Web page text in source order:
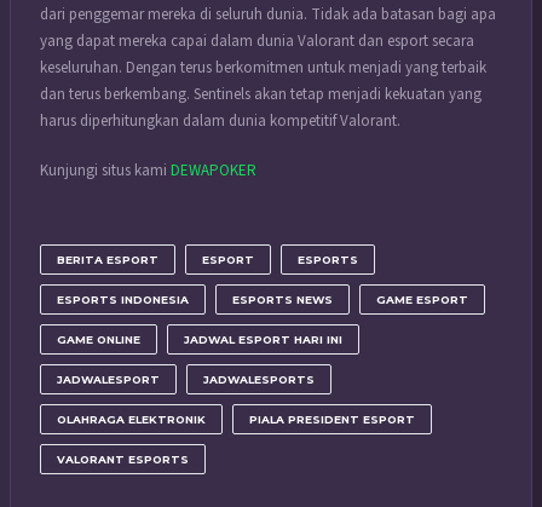
dari penggemar mereka di seluruh dunia. Tidak ada batasan bagi apa
yang dapat mereka capai dalam dunia Valorant dan esport secara
keseluruhan. Dengan terus berkomitmen untuk menjadi yang terbaik
dan terus berkembang. Sentinels akan tetap menjadi kekuatan yang
harus diperhitungkan dalam dunia kompetitif Valorant.
Kunjungi situs kami DEWAPOKER
BERITA ESPORT ESPORT ESPORTS
ESPORTS INDONESIA ESPORTS NEWS GAME ESPORT
GAME ONLINE JADWAL ESPORT HARI INI
JADWALESPORT JADWALESPORTS
OLAHRAGA ELEKTRONIK PIALA PRESIDENT ESPORT
VALORANT ESPORTS